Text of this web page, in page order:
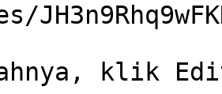
klik Edit